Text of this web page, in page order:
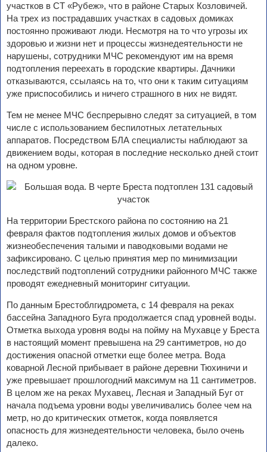
участков в СТ «Рубеж», что в районе Старых Козловичей.
На трех из пострадавших участках в садовых домиках
постоянно проживают люди. Несмотря на то что угрозы их
здоровью и жизни нет и процессы жизнедеятельности не
нарушены, сотрудники МЧС рекомендуют им на время
подтопления переехать в городские квартиры. Дачники
отказываются, ссылаясь на то, что они к таким ситуациям
уже приспособились и ничего страшного в них не видят.
Тем не менее МЧС беспрерывно следят за ситуацией, в том
числе с использованием беспилотных летательных
аппаратов. Посредством БЛА специалисты наблюдают за
движением воды, которая в последние несколько дней стоит
на одном уровне.
На территории Брестского района по состоянию на 21
февраля фактов подтопления жилых домов и объектов
жизнеобеспечения талыми и паводковыми водами не
зафиксировано. С целью принятия мер по минимизации
последствий подтоплений сотрудники районного МЧС также
проводят ежедневный мониторинг ситуации.
По данным Брестоблгидромета, с 14 февраля на реках
бассейна Западного Буга продолжается спад уровней воды.
Отметка выхода уровня воды на пойму на Мухавце у Бреста
в настоящий момент превышена на 29 сантиметров, но до
достижения опасной отметки еще более метра. Вода
коварной Лесной прибывает в районе деревни Тюхиничи и
уже превышает прошлогодний максимум на 11 сантиметров.
В целом же на реках Мухавец, Лесная и Западный Буг от
начала подъема уровни воды увеличивались более чем на
метр, но до критических отметок, когда появляется
опасность для жизнедеятельности человека, было очень
далеко.